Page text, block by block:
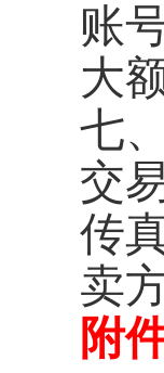
账
大
七
交
传
卖
附